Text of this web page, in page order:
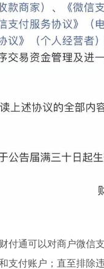
付通可以对商户微信
支付账户；直至排除